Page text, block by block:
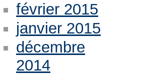
février 2015
janvier 2015
décembre
2014